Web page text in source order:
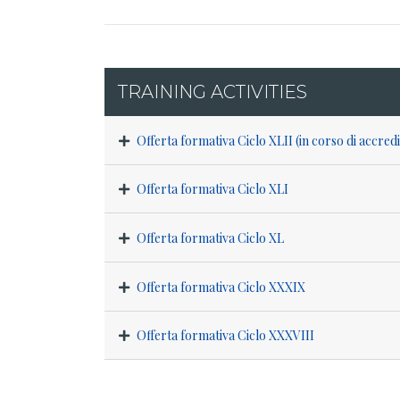
TRAINING ACTIVITIES
Offerta formativa Ciclo XLII (in corso di
Offerta formativa Ciclo XLI
Offerta formativa Ciclo XL
Offerta formativa Ciclo XXXIX
Offerta formativa Ciclo XXXVIII